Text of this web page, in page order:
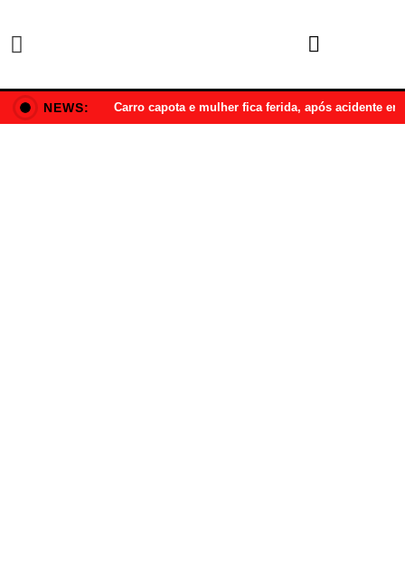
NEWS: Carro capota e mulher fica ferida, após acidente